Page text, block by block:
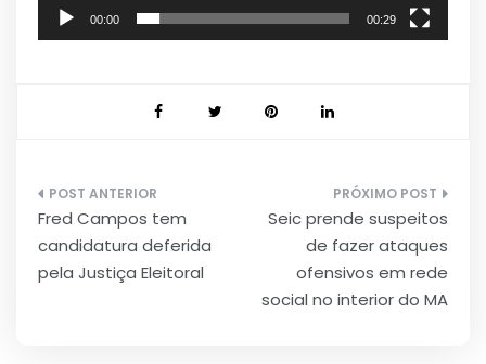
00:00 00:29
Navegação
de
Post
Fred Campos tem
candidatura deferida
pela Justiça Eleitoral
Seic prende suspeitos
de fazer ataques
ofensivos em rede
social no interior do MA